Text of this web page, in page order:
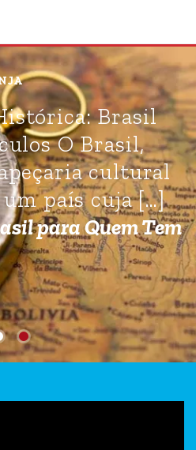
Brasil
O Brasil,
cultural
país cuja […]
para Quem Tem